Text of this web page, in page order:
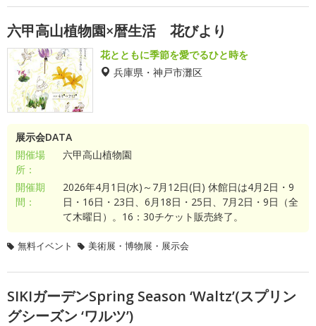
六甲高山植物園×暦生活 花びより
花とともに季節を愛でるひと時を
兵庫県・神戸市灘区
展示会DATA
開催場
所：
六甲高山植物園
開催期
間：
2026年4月1日(水)～7月12日(日) 休館日は4月2日・9
日・16日・23日、6月18日・25日、7月2日・9日（全
て木曜日）。16：30チケット販売終了。
無料イベント 美術展・博物展・展示会
SIKIガーデンSpring Season ‘Waltz’(スプリン
グシーズン ‘ワルツ’)